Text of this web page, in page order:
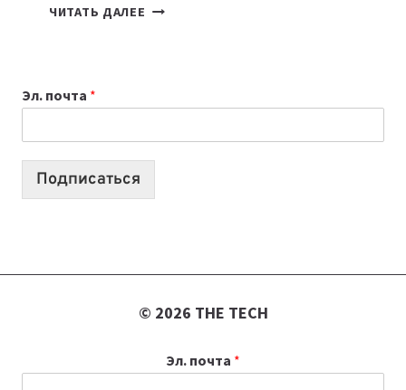
ЧИТАТЬ ДАЛЕЕ
СОЗДАВАТЬ
ПРОДУКТЫ
Эл. почта *
Подписаться
© 2026 THE TECH
Эл. почта *